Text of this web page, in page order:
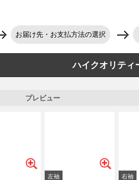
お届け先・お支払方法の選択
ハイクオリティ
プレビュー